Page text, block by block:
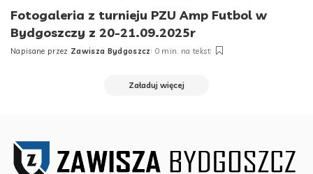
Fotogaleria z turnieju PZU Amp Futbol w
Bydgoszczy z 20-21.09.2025r
Posted
Napisane przez Zawisza Bydgoszcz 0 min. na tekst
Załaduj więcej